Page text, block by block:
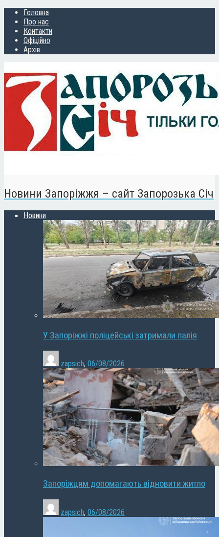
Головна
Про нас
Контакти
Офіційно
Архів
Новини Запоріжжя – сайт Запорозька Січ
Новини
У Запоріжжі поліцейські затримали палія
zapsich, 06/08/2026
Запоріжцям допомагають відновити житло
zapsich, 06/08/2026